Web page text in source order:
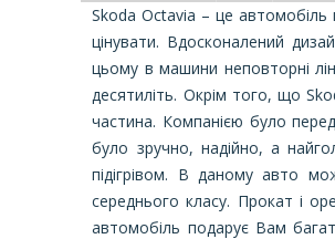
Skoda Octavia – це
цінувати. Вдосконалений
цьому в машини неповторні
десятиліть. Окрім того, що
частина. Компанією було
було зручно, надійно, а
підігрівом. В даному авто
середнього класу. Прокат і
автомобіль подарує Вам